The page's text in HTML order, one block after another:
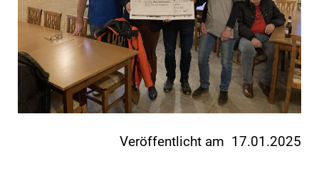
Veröffentlicht am 17.01.2025